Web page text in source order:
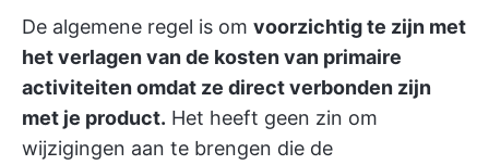
De algemene regel is om voorzichtig te zijn met
het verlagen van de kosten van primaire
activiteiten omdat ze direct verbonden zijn
met je product. Het heeft geen zin om
wijzigingen aan te brengen die de